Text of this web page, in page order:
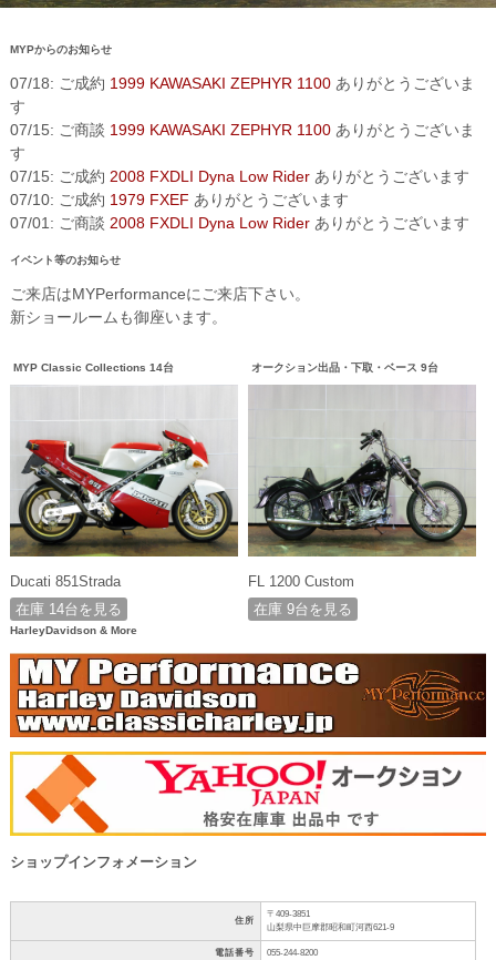
MYPからのお知らせ
07/18: ご成約 1999 KAWASAKI ZEPHYR 1100ありがとうございま
す
07/15: ご商談 1999 KAWASAKI ZEPHYR 1100ありがとうございま
す
07/15: ご成約 2008 FXDLI Dyna Low Riderありがとうございます
07/10: ご成約 1979 FXEF ありがとうございます
07/01: ご商談 2008 FXDLI Dyna Low Riderありがとうございます
イベント等のお知らせ
ご来店はMYPerformanceにご来店下さい。
新ショールームも御座います。
MYP Classic Collections 14台
Ducati 851Strada
在庫 14台を見る
オークション出品・下取・ベース 9台
FL 1200 Custom
在庫 9台を見る
HarleyDavidson & More
ショップインフォメーション
住所
〒409-3851
山梨県中巨摩郡昭和町河西621-9
電話番号
055-244-8200